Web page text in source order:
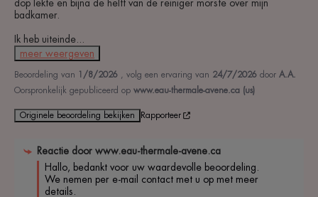
dop lekte en bijna de helft van de reiniger morste over mijn
badkamer.
Ik heb uiteinde
meer weergeven
Beoordeling van 1/8/2026 , volg een ervaring van 24/7/2026 door A.A.
Oorspronkelijk gepubliceerd op www.eau-thermale-avene.ca (us)
Originele beoordeling bekijken Rapporteer
Reactie door www.eau-thermale-avene.ca
Hallo, bedankt voor uw waardevolle beoordeling.
We nemen per e-mail contact met u op met meer
details.